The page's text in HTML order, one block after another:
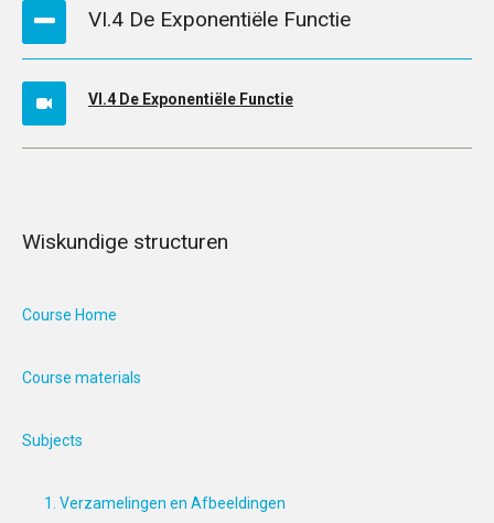
VI.4 De Exponentiële Functie
VI.4 De Exponentiële Functie
Wiskundige structuren
Course Home
Course materials
Subjects
1. Verzamelingen en Afbeeldingen